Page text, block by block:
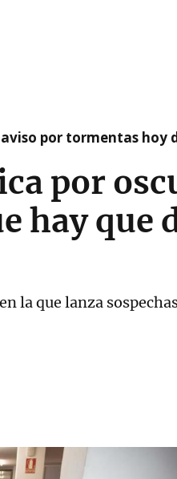
por tormentas hoy
por
hay que
la que lanza